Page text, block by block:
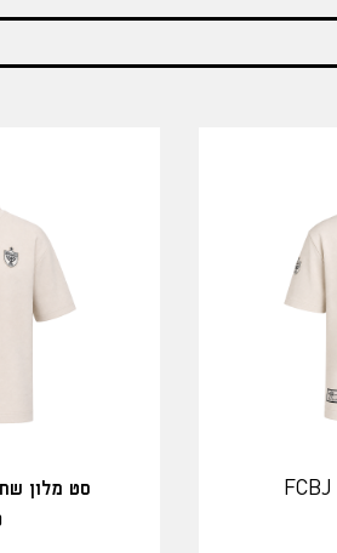
סט מלון